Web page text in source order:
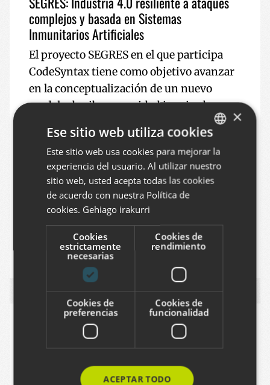
complejos y basada en Sistemas
Inmunitarios Artificiales
El proyecto SEGRES en el que participa
CodeSyntax tiene como objetivo avanzar
en la conceptualización de un nuevo
modelo de ciberseguridad inspirado por
Humano. El proyecto se extenderá hasta
2023, está cofinanciado por el CDTI
dentro del programa Misiones Ciencia e
Innovación, y en el mismo participa un
consorcio de seis empresas, centros de
investigación y universidades.
2020 2001
BASQUE
SPANISH
×
Ese sitio web utiliza cookies
Este sitio web usa cookies para mejorar la
experiencia del usuario. Al utilizar nuestro
sitio web, usted acepta todas las cookies
de acuerdo con nuestra Política de
cookies. Gehiago irakurri
Cookies
estrictamente
necesarias
Cookies de
rendimiento
Cookies de
preferencias
Cookies de
funcionalidad
ACEPTAR TODO